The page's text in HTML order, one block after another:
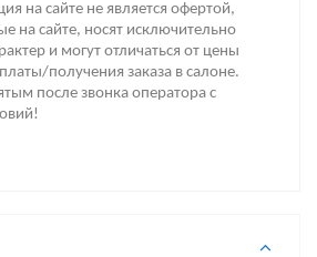
на сайте не является офертой,
на сайте, носят исключительно
и могут отличаться от цены
получения заказа в салоне.
после звонка оператора с